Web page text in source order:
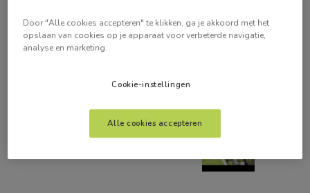
Door "Alle cookies accepteren" te klikken, ga je akkoord met het
opslaan van cookies op je apparaat voor verbeterde navigatie,
analyse en marketing.
Cookie-instellingen
Alle cookies accepteren